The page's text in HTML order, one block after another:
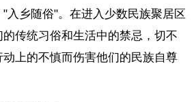
入乡随俗"。在进入少数民族聚居区
传统习俗和生活中的禁忌，切不
上的不慎而伤害他们的民族自尊